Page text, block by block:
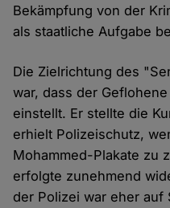
Bekämpfung von der
als staatliche Aufgabe
Die Zielrichtung des
war, dass der
einstellt. Er stellte die
erhielt Polizeischutz,
Mohammed-Plakate zu
erfolgte zunehmend
der Polizei war eher auf